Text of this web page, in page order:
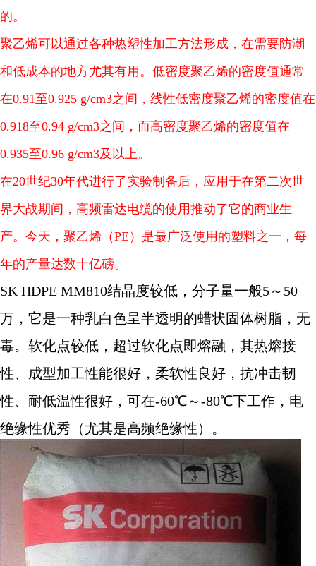
的。
聚乙烯可以通过各种热塑性加工方法形成，在需要防潮
和低成本的地方尤其有用。低密度聚乙烯的密度值通常
在0.91至0.925 g/cm3之间，线性低密度聚乙烯的密度值在
0.918至0.94 g/cm3之间，而高密度聚乙烯的密度值在
0.935至0.96 g/cm3及以上。
在20世纪30年代进行了实验制备后，应用于在第二次世
界大战期间，高频雷达电缆的使用推动了它的商业生
产。今天，聚乙烯（PE）是最广泛使用的塑料之一，每
年的产量达数十亿磅。
SK HDPE MM810结晶度较低，分子量一般5～50
万，它是一种乳白色呈半透明的蜡状固体树脂，无
毒。软化点较低，超过软化点即熔融，其热熔接
性、成型加工性能很好，柔软性良好，抗冲击韧
性、耐低温性很好，可在-60℃～-80℃下工作，电
绝缘性优秀（尤其是高频绝缘性）。